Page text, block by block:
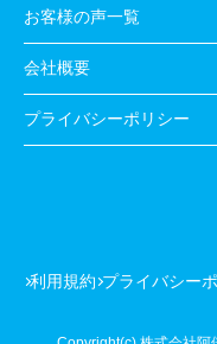
お客様の声一覧
会社概要
プライバシーポリシー
利用規約 プライバシー